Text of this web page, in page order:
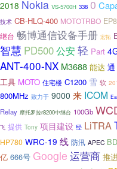
2018 Nokia VS-5700H 338 0
技术 CB-HLQ-400 MOTOTRBO
继台 畅博通信设备手册 宏拓
智慧 PD500公安轻 Part
ANT-400-NX M3688 能达 通
工具 MOTO 住宅楼 C1200 雪 软
800MHz 致力于 9000 来 ICOM
Relay 摩托罗拉r8200中继台 100Gb
飞 提供 Tony 项目建设 经 LiTRA
HP780 WRC-19 线 防汛 APEC
亿 666号 Google 运营商 推